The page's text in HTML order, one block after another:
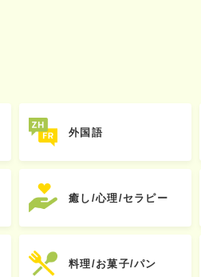
外国語
癒し/心理/セラピー
料理/お菓子/パン